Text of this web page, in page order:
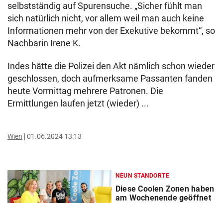
selbstständig auf Spurensuche. „Sicher fühlt man
sich natürlich nicht, vor allem weil man auch keine
Informationen mehr von der Exekutive bekommt“, so
Nachbarin Irene K.
Indes hätte die Polizei den Akt nämlich schon wieder
geschlossen, doch aufmerksame Passanten fanden
heute Vormittag mehrere Patronen. Die
Ermittlungen laufen jetzt (wieder) ...
Wien 01.06.2024 13:13
NEUN STANDORTE
Diese Coolen Zonen haben
am Wochenende geöffnet